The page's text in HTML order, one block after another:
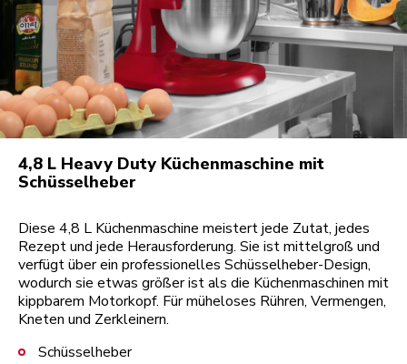
4,8 L Heavy Duty Küchenmaschine mit
Schüsselheber
Diese 4,8 L Küchenmaschine meistert jede Zutat, jedes
Rezept und jede Herausforderung. Sie ist mittelgroß und
verfügt über ein professionelles Schüsselheber-Design,
wodurch sie etwas größer ist als die Küchenmaschinen mit
kippbarem Motorkopf. Für müheloses Rühren, Vermengen,
Kneten und Zerkleinern.
Schüsselheber